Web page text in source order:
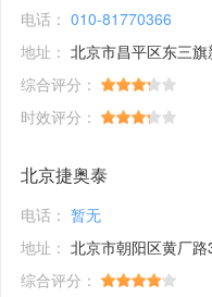
电话： 010-81770366
地址： 北京市昌平区东三
综合评分：
时效评分：
北京捷奥泰
电话： 暂无
地址： 北京市朝阳区黄厂
综合评分：